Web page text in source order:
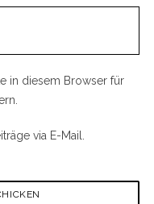
in diesem Browser für
via E-Mail.